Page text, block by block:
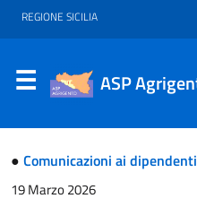
REGIONE SICILIA
ASP
● Comunicazioni ai dipendenti
19 Marzo 2026